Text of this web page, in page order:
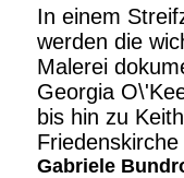
In einem
werden die
Malerei
Georgia
bis hin zu
Gabriele